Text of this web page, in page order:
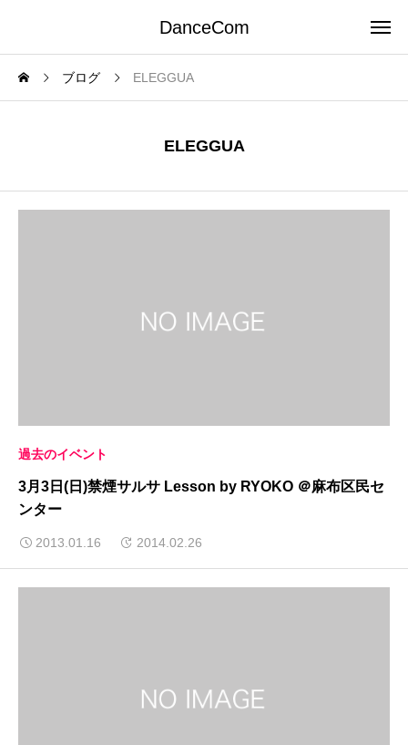
DanceCom
ブログ ELEGGUA
ELEGGUA
過去のイベント
3月3日(日)禁煙サルサ Lesson by RYOKO ＠麻布区民セ
ンター
2013.01.16 2014.02.26